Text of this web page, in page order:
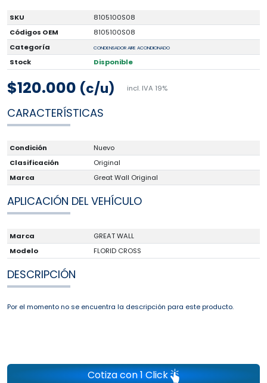
SKU
8105100S08
Códigos OEM
8105100S08
Categoría
CONDENSADOR AIRE ACONDIONADO
Stock Disponible
$120.000 (c/u) incl. IVA 19%
CARACTERÍSTICAS
Condición
Nuevo
Clasificación
Original
Marca
Great Wall Original
APLICACIÓN DEL VEHÍCULO
Marca
GREAT WALL
Modelo
FLORID CROSS
DESCRIPCIÓN
Por el momento no se encuentra la descripción para este producto.
Cotiza con 1 Click